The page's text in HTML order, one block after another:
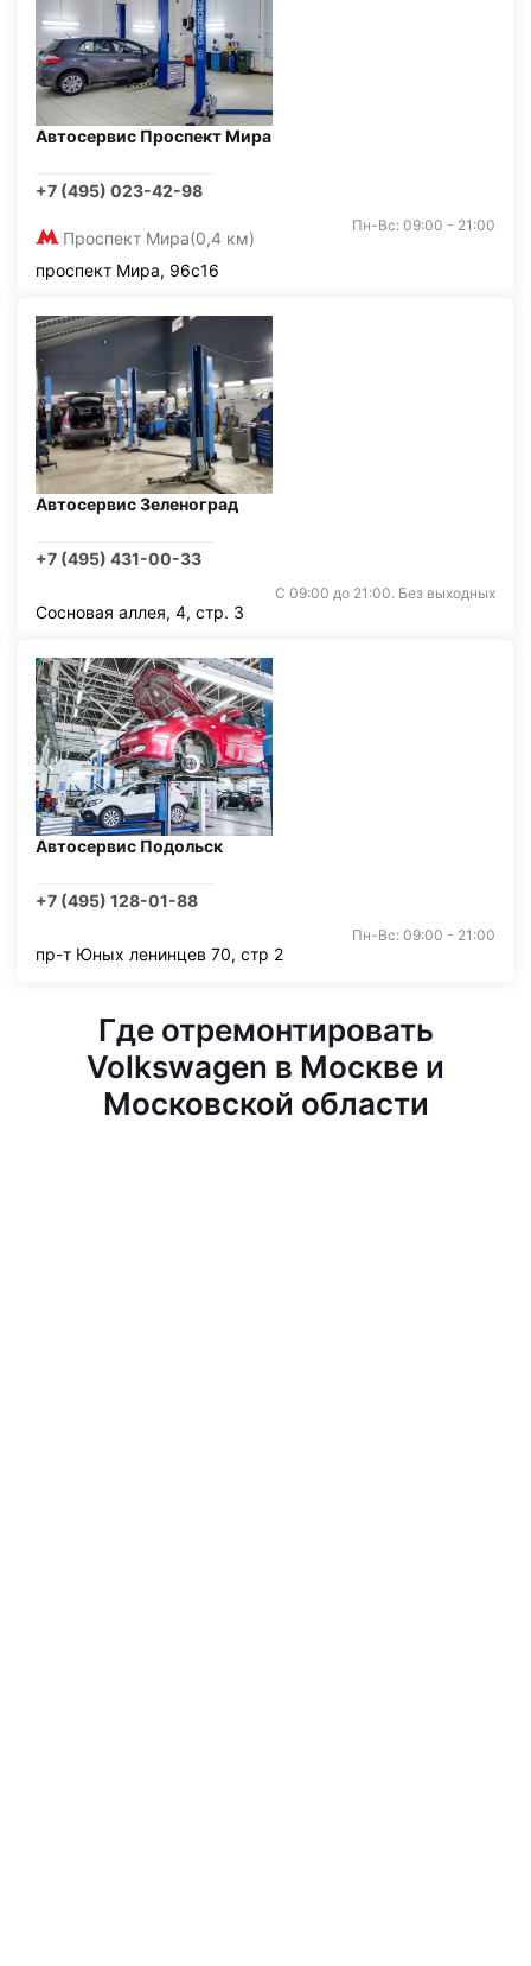
Автосервис Проспект Мира
+7 (495) 023-42-98
Проспект Мира(0,4 км)
Пн-Вс: 09:00 - 21:00
проспект Мира, 96с16
Автосервис Зеленоград
+7 (495) 431-00-33
С 09:00 до 21:00. Без выходных
Сосновая аллея, 4, стр. 3
Автосервис Подольск
+7 (495) 128-01-88
Пн-Вс: 09:00 - 21:00
пр-т Юных ленинцев 70, стр 2
Где отремонтировать
Volkswagen в Москве и
Московской области